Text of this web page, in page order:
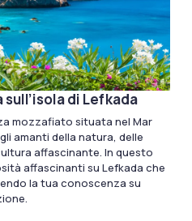
di Lefkada
mozzafiato situata nel Mar
amanti della natura, delle
affascinante. In questo
affascinanti su Lefkada che
la tua conoscenza su